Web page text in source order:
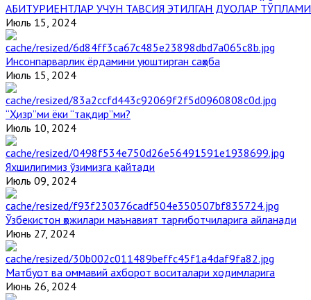
АБИТУРИЕНТЛАР УЧУН ТАВСИЯ ЭТИЛГАН ДУОЛАР ТЎПЛАМИ
Июль 15, 2024
Инсонпарварлик ёрдамини уюштирган саҳоба
Июль 15, 2024
“Ҳизр”ми ёки “тақдир”ми?
Июль 10, 2024
Яхшилигимиз ўзимизга қайтади
Июль 09, 2024
Ўзбекистон ҳожилари маънавият тарғиботчиларига айланади
Июнь 27, 2024
Матбуот ва оммавий ахборот воситалари ходимларига
Июнь 26, 2024